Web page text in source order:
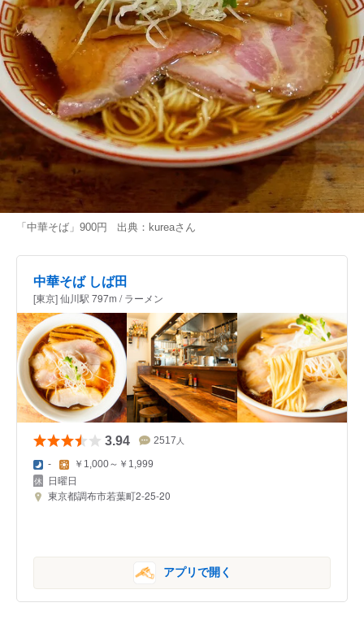
「中華そば」900円 出典： kureaさん
中華そば しば田
[東京] 仙川駅 797m / ラーメン
3.94 2517 人
- ￥1,000～￥1,999
日曜日
東京都調布市若葉町2-25-20
アプリで開く